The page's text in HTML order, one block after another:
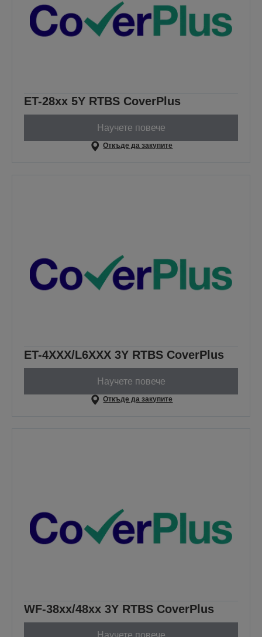
ET-28xx 5Y RTBS CoverPlus
Научете повече
Откъде да закупите
ET-4XXX/L6XXX 3Y RTBS CoverPlus
Научете повече
Откъде да закупите
WF-38xx/48xx 3Y RTBS CoverPlus